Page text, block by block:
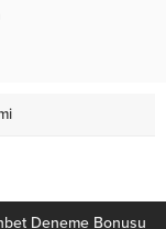
Deneme Bonusu